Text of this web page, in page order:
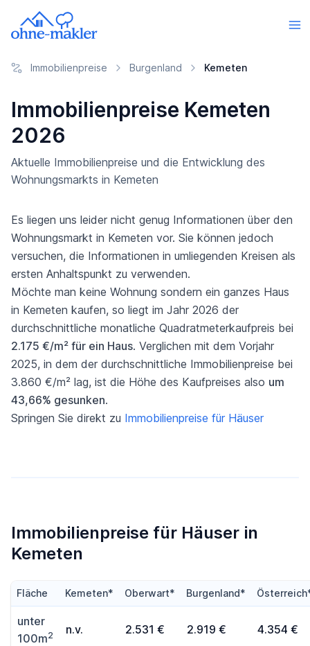
Immobilienpreise Burgenland Kemeten
Immobilienpreise Kemeten
2026
Aktuelle Immobilienpreise und die Entwicklung des
Wohnungsmarkts in Kemeten
Es liegen uns leider nicht genug Informationen über den
Wohnungsmarkt in Kemeten vor. Sie können jedoch
versuchen, die Informationen in umliegenden Kreisen als
ersten Anhaltspunkt zu verwenden.
Möchte man keine Wohnung sondern ein ganzes Haus
in Kemeten kaufen, so liegt im Jahr 2026 der
durchschnittliche monatliche Quadratmeterkaufpreis bei
2.175 €/m² für ein Haus. Verglichen mit dem Vorjahr
2025, in dem der durchschnittliche Immobilienpreise bei
3.860 €/m² lag, ist die Höhe des Kaufpreises also um
43,66% gesunken.
Springen Sie direkt zu Immobilienpreise für Häuser
Immobilienpreise für Häuser in
Kemeten
Fläche Kemeten* Oberwart* Burgenland*
unter
100m2 n.v. 2.531 € 2.919 € 4.354 €